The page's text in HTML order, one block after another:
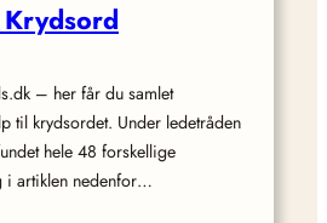
– her får du samlet
til krydsordet. Under ledetråden
hele 48 forskellige
i artiklen nedenfor…